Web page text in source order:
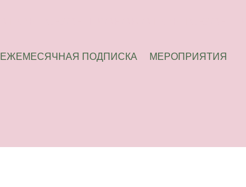
ЕЖЕМЕСЯЧНАЯ ПОДПИСКА МЕРОПРИЯТИЯ